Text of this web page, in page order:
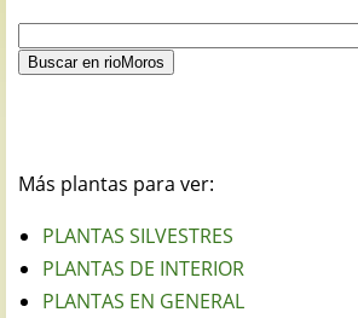
Más plantas para ver:
PLANTAS SILVESTRES
PLANTAS DE INTERIOR
PLANTAS EN GENERAL